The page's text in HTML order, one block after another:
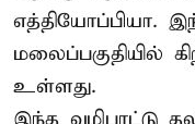
எத்தியோப்பியா.
மலைப்பகுதியில்
உள்ளது.